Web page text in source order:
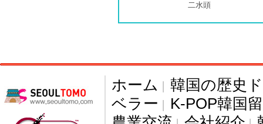
二水頭
ホーム | 韓国の歴史
ベラー | K-POP韓国